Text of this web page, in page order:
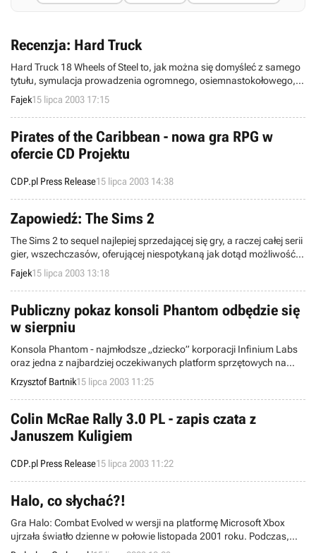
Recenzja: Hard Truck
Hard Truck 18 Wheels of Steel to, jak można się domyśleć z samego
tytułu, symulacja prowadzenia ogromnego, osiemnastokołowego,
amerykańskiego samochodu ciężarowego. Zadanie gracza nie jest
zbyt skomplikowane, aczkolwiek nie należy do prostych – gracz staje
się kierowcą tego samochodu i musi dostarczyć dany towar do
miejsca przeznaczenia w należytym stanie i odpowiednio krótkim
czasie...
Fajek15 lipca 2003 17:15
Pirates of the Caribbean - nowa gra RPG w
ofercie CD Projektu
CDP.pl Press Release15 lipca 2003 14:38
Zapowiedź: The Sims 2
The Sims 2 to sequel najlepiej sprzedającej się gry, a raczej całej serii
gier, wszechczasów, oferującej niespotykaną jak dotąd możliwość
kontroli swoich wirtualnych podopiecznych (symulacja ludzkiego
życia).
Fajek15 lipca 2003 13:18
Publiczny pokaz konsoli Phantom odbędzie się
w sierpniu
Konsola Phantom - najmłodsze „dziecko” korporacji Infinium Labs
oraz jedna z najbardziej oczekiwanych platform sprzętowych na
rynku - zostanie ujawniona szerszej publiczności. Owe wydarzenie
będzie miało miejsce podczas targów Ultimate Gamers Expo, jakie
odbędą się w Los Angeles w dniach 15-17 sierpnia bieżącego roku.
Krzysztof Bartnik15 lipca 2003 11:25
Colin McRae Rally 3.0 PL - zapis czata z
Januszem Kuligiem
CDP.pl Press Release15 lipca 2003 11:22
Halo, co słychać?!
Gra Halo: Combat Evolved w wersji na platformę Microsoft Xbox
ujrzała światło dzienne w połowie listopada 2001 roku. Podczas,
gdy w trakcie developingu znajduje się port PeCetowy (rynkowa